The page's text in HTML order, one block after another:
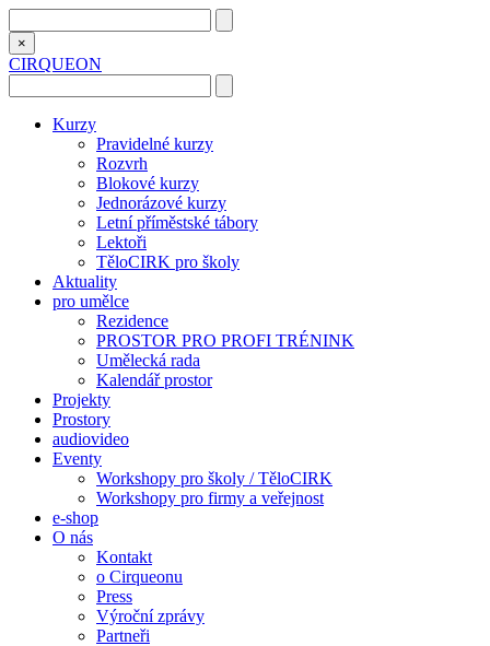
×
CIRQUEON
Kurzy
Pravidelné kurzy
Rozvrh
Blokové kurzy
Jednorázové kurzy
Letní příměstské tábory
Lektoři
TěloCIRK pro školy
Aktuality
pro umělce
Rezidence
PROSTOR PRO PROFI TRÉNINK
Umělecká rada
Kalendář prostor
Projekty
Prostory
audiovideo
Eventy
Workshopy pro školy / TěloCIRK
Workshopy pro firmy a veřejnost
e-shop
O nás
Kontakt
o Cirqueonu
Press
Výroční zprávy
Partneři